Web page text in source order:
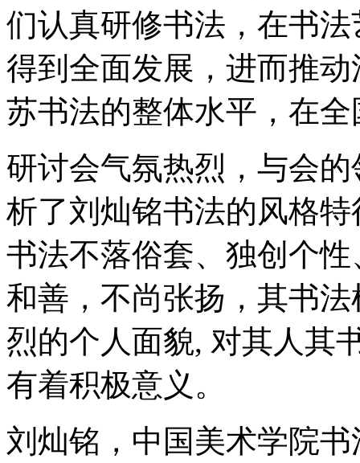
们认真研修书法，在书
得到全面发展，进而推
苏书法的整体水平，在
研讨会气氛热烈，与会
析了刘灿铭书法的风格
书法不落俗套、独创个
和善，不尚张扬，其书
烈的个人面貌, 对其人其
有着积极意义。
刘灿铭，中国美术学院